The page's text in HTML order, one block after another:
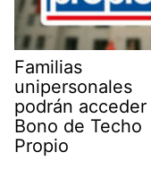
Familias
unipersonales
podrán acceder
Bono de Techo
Propio